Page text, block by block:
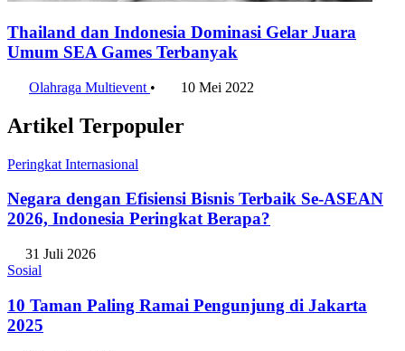
Thailand dan Indonesia Dominasi Gelar Juara
Umum SEA Games Terbanyak
Olahraga Multievent • 10 Mei 2022
Artikel Terpopuler
Peringkat Internasional
Negara dengan Efisiensi Bisnis Terbaik Se-ASEAN
2026, Indonesia Peringkat Berapa?
31 Juli 2026
Sosial
10 Taman Paling Ramai Pengunjung di Jakarta
2025